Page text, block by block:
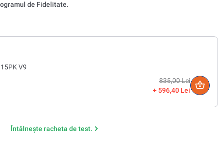
de Fidelitate.
V9
835,00 Lei
596,40 Lei
Întâlnește racheta de test.